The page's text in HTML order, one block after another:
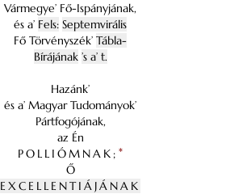
Vármegye’ Fő-Ispányjának,
és a’ Fels: Septemvirális
Fő Törvényszék’ Tábla-
Bírájának ’s a’ t.
Hazánk’
és a’ Magyar Tudományok’
Pártfogójának,
az Én
POLLIÓMNAK; *
Ő
EXCELLENTIÁJÁNAK